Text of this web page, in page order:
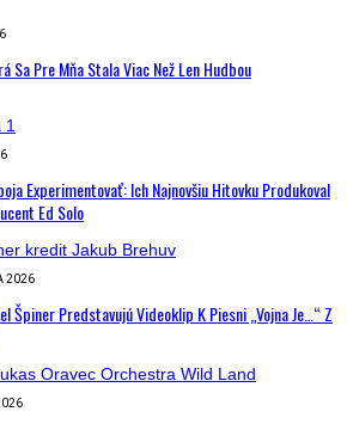
Sa Pre Mňa Stala Viac Než Len Hudbou
Experimentovať: Ich Najnovšiu Hitovku Produkoval
Ed Solo
2026
Špiner Predstavujú Videoklip K Piesni „Vojna Je…“ Z